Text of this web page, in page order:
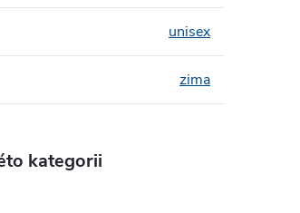
unisex
zima
kategorii